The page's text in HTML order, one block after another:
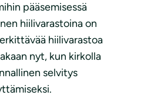
pääsemisessä
hiilivarastoina on
hiilivarastoa
nyt, kun kirkolla
selvitys